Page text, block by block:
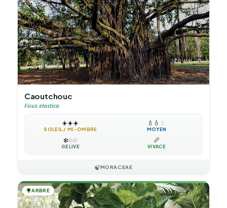
Caoutchouc
Ficus elastica
☀️☀️☀️
SOLEIL / MI-OMBRE
💧 💧 💧
MOYEN
❄️❄️❄️
GÉLIVE
📏
VIVACE
🍃MORACEAE
🌳ARBRE